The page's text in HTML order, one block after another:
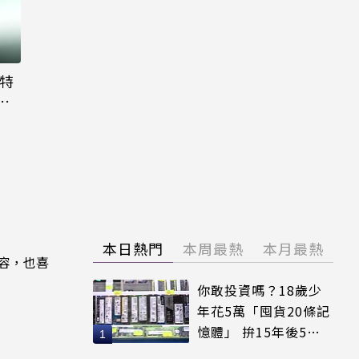
，也喜
本日熱門 本周最熱 本月最熱
你敢投資嗎？18歲少
年花5萬「囤貨20條記
憶體」 拚15年後5倍